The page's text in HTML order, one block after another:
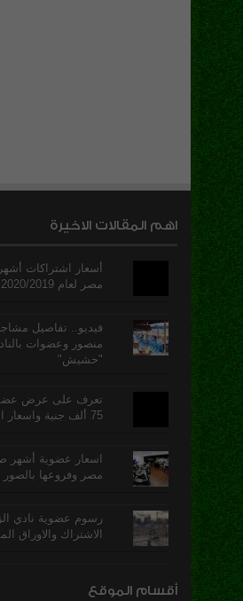
اهم المقالات الاخيرة
أسعار اشتراكات
مصر لعام 2020/2019
فيديو.. تفاصيل
منصور وعضوات
"حشيش"
تعرف على عرض
75 ألف جنية واسعار التجديد السنوى
اسعار عضوية أشهر
مصر وفروعها بالصور
رسوم عضوية نادي
الاشتراك والاوراق
أقسام الموقع